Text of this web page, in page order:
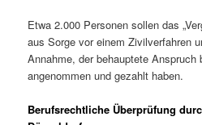
Etwa 2.000 Personen sollen das
aus Sorge vor einem Zivilverfahren
Annahme, der behauptete
angenommen und gezahlt haben.
Berufsrechtliche Überprüfung